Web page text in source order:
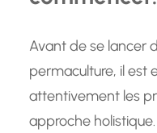
Avant de se lancer
permaculture, il est
attentivement les
approche